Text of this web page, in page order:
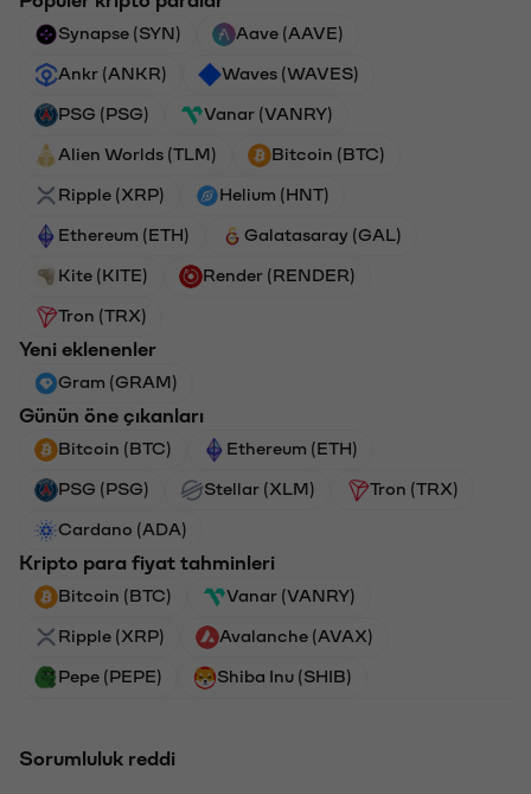
Synapse (SYN) Aave (AAVE)
Ankr (ANKR) Waves (WAVES)
PSG (PSG) Vanar (VANRY)
Alien Worlds (TLM) Bitcoin (BTC)
Ripple (XRP) Helium (HNT)
Ethereum (ETH) Galatasaray (GAL)
Kite (KITE) Render (RENDER)
Tron (TRX)
Yeni eklenenler
Gram (GRAM)
Günün öne çıkanları
Bitcoin (BTC) Ethereum (ETH)
PSG (PSG) Stellar (XLM) Tron (TRX)
Cardano (ADA)
Kripto para fiyat tahminleri
Bitcoin (BTC) Vanar (VANRY)
Ripple (XRP) Avalanche (AVAX)
Pepe (PEPE) Shiba Inu (SHIB)
Sorumluluk reddi